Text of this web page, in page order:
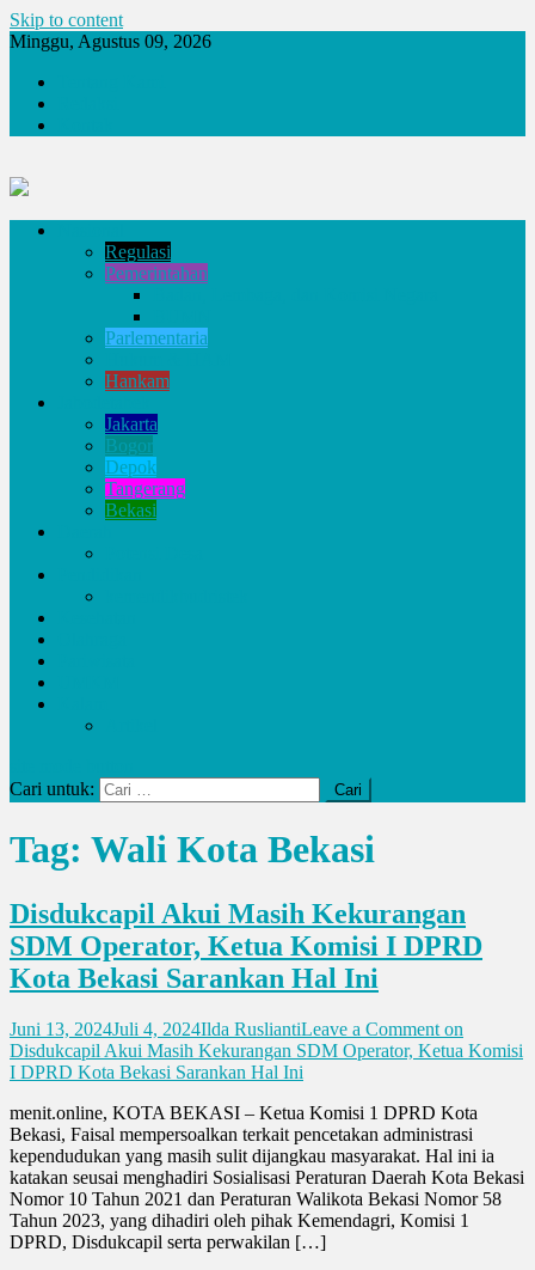
Skip to content
Minggu, Agustus 09, 2026
Regulasi
Pemerintahan
Parlementaria
Hankam
Jakarta
Bogor
Depok
Tangerang
Bekasi
Cari untuk:
Tag: Wali Kota Bekasi
Disdukcapil Akui Masih Kekurangan
SDM Operator, Ketua Komisi I DPRD
Kota Bekasi Sarankan Hal Ini
Juni 13, 2024Juli 4, 2024Ilda RusliantiLeave a Comment on
Disdukcapil Akui Masih Kekurangan SDM Operator, Ketua Komisi
I DPRD Kota Bekasi Sarankan Hal Ini
menit.online, KOTA BEKASI – Ketua Komisi 1 DPRD Kota
Bekasi, Faisal mempersoalkan terkait pencetakan administrasi
kependudukan yang masih sulit dijangkau masyarakat. Hal ini ia
katakan seusai menghadiri Sosialisasi Peraturan Daerah Kota Bekasi
Nomor 10 Tahun 2021 dan Peraturan Walikota Bekasi Nomor 58
Tahun 2023, yang dihadiri oleh pihak Kemendagri, Komisi 1
DPRD, Disdukcapil serta perwakilan […]